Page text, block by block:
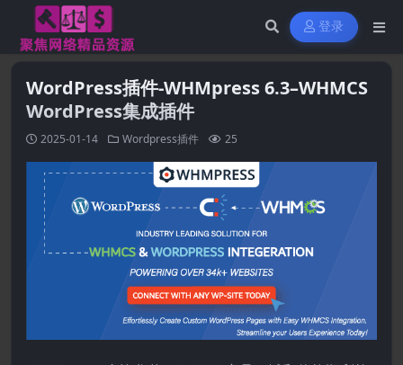
登录
WordPress插件-WHMpress 6.3–WHMCS
WordPress集成插件
2025-01-14 Wordpress插件 25